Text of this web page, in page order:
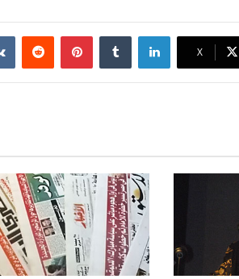
‫X
لينكدإن بينتيريست